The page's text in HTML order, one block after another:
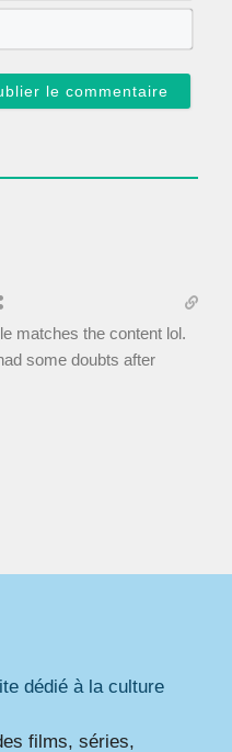
m
E
matches the content lol.
some doubts after
dédié à la culture
films, séries,